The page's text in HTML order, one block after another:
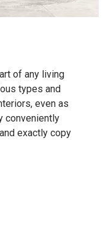
of any living
types and
even as
conveniently
exactly copy